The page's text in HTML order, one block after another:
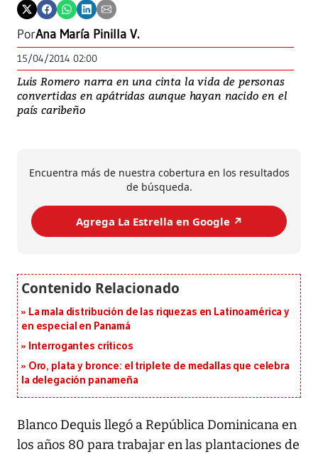
PorAna María Pinilla V.
15/04/2014 02:00
Luis Romero narra en una cinta la vida de personas
convertidas en apátridas aunque hayan nacido en el
país caribeño
Encuentra más de nuestra cobertura en los resultados
de búsqueda.
Agrega La Estrella en Google ↗️
La mala distribución de las riquezas en Latinoamérica y
en especial en Panamá
Interrogantes críticos
Oro, plata y bronce: el triplete de medallas que celebra
la delegación panameña
Blanco Dequis llegó a República Dominicana en
los años 80 para trabajar en las plantaciones de